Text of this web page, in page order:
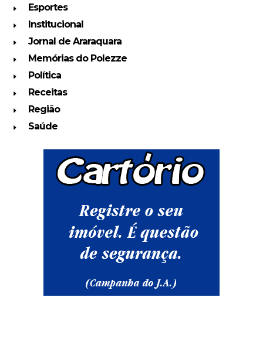
Esportes
Institucional
Jornal de Araraquara
Memórias do Polezze
Política
Receitas
Região
Saúde